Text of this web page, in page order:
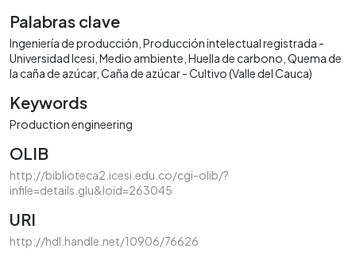
Palabras clave
Ingeniería de producción Producción intelectual registrada -
Universidad Icesi Medio ambiente Huella de carbono Quema de
la caña de azúcar Caña de azúcar - Cultivo (Valle del Cauca)
Keywords
Production engineering
OLIB
http://biblioteca2.icesi.edu.co/cgi-olib/?
infile=details.glu&loid=263045
URI
http://hdl.handle.net/10906/76626